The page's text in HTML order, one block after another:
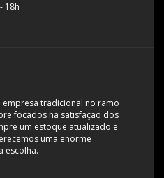
18h
empresa tradicional no ramo
focados na satisfação dos
um estoque atualizado e
uma enorme
escolha.